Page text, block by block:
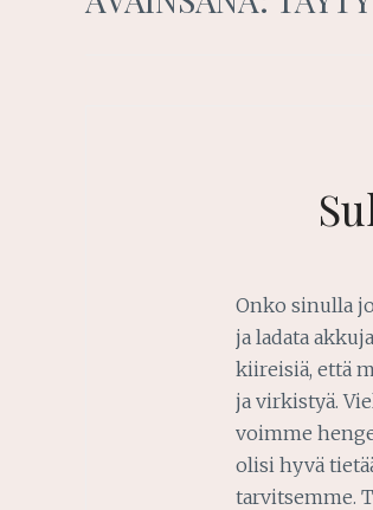
Onko sinulla
ja ladata
kiireisiä, että
ja virkistyä.
voimme
olisi hyvä
tarvitsemme.